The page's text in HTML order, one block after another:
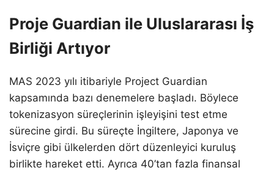
Proje Guardian ile Uluslararası İş
Birliği Artıyor
MAS 2023 yılı itibariyle Project Guardian
kapsamında bazı denemelere başladı. Böylece
tokenizasyon süreçlerinin işleyişini test etme
sürecine girdi. Bu süreçte İngiltere, Japonya ve
İsviçre gibi ülkelerden dört düzenleyici kuruluş
birlikte hareket etti. Ayrıca 40’tan fazla finansal